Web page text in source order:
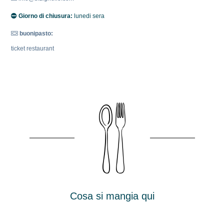
Giorno di chiusura: lunedi sera
buonipasto:
ticket restaurant
Cosa si mangia qui